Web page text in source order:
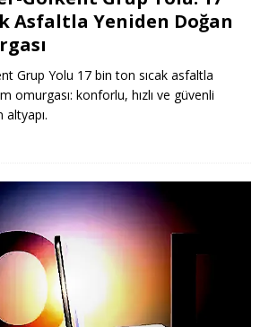
Asfaltla Yeniden Doğan
Grup Yolu 17 bin ton sıcak asfaltla
omurgası: konforlu, hızlı ve güvenli